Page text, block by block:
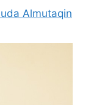
Almutaqin